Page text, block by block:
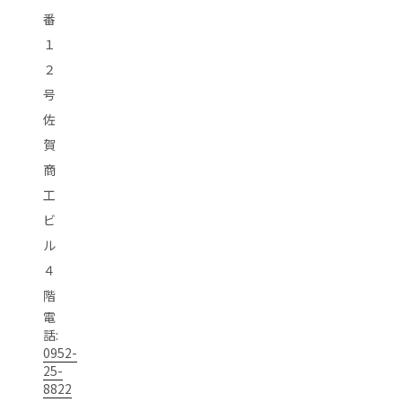
番
１
２
号
佐
賀
商
工
ビ
ル
４
階
電
話:
0952-
25-
8822